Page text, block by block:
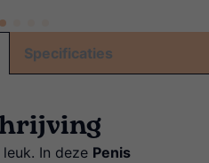
Specificaties
In deze Penis